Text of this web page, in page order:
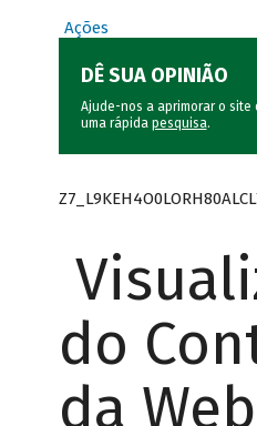
Ações
DÊ SUA OPINIÃO
Ajude-nos a aprimorar o site
uma rápida pesquisa.
do
da Web